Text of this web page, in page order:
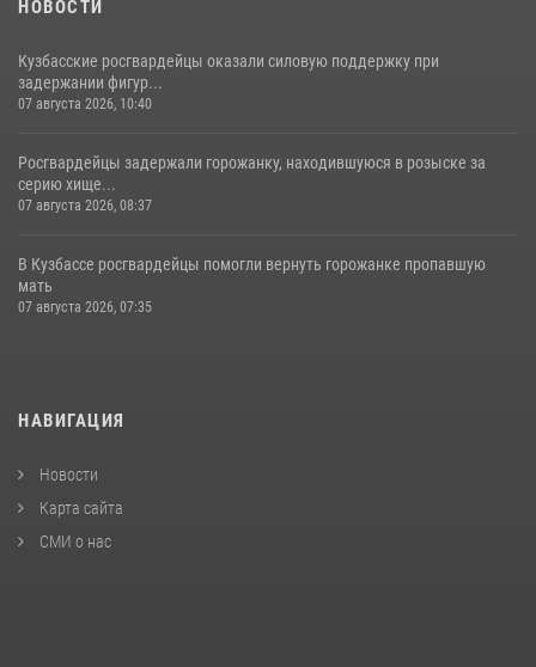
НОВОСТИ
Кузбасские росгвардейцы оказали силовую поддержку при
задержании фигур...
07 августа 2026, 10:40
Росгвардейцы задержали горожанку, находившуюся в розыске за
серию хище...
07 августа 2026, 08:37
В Кузбассе росгвардейцы помогли вернуть горожанке пропавшую
мать
07 августа 2026, 07:35
НАВИГАЦИЯ
Новости
Карта сайта
СМИ о нас